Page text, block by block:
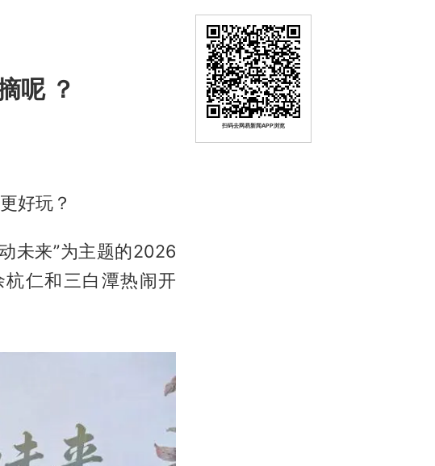
呢 ？
好玩？
未来”为主题的2026
仁和三白潭热闹开
扫码去网易新闻APP浏览